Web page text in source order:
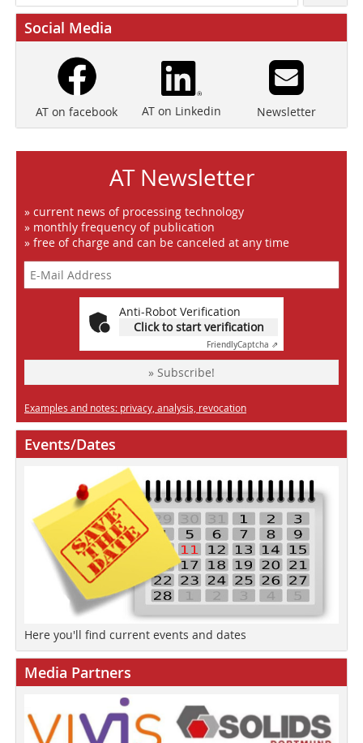
Social Media
AT on facebook AT on Linkedin Newsletter
AT Newsletter
» current news of processing technology
» monthly frequency of publication
» free of charge and can be canceled at any time
Anti-Robot Verification
Click to start verification
FriendlyCaptcha ⇗
» Subscribe!
Examples and notes: privacy, analysis, revocation
Events/Dates
Here you'll find current events and dates
Media Partners